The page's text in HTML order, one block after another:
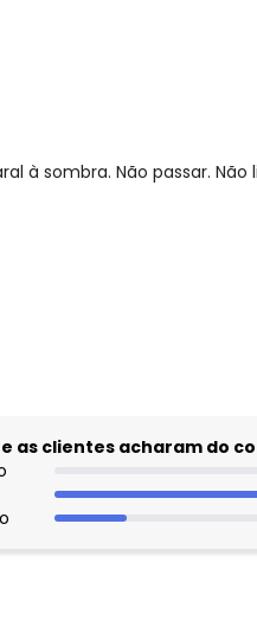
à sombra. Não passar.
as clientes acharam do